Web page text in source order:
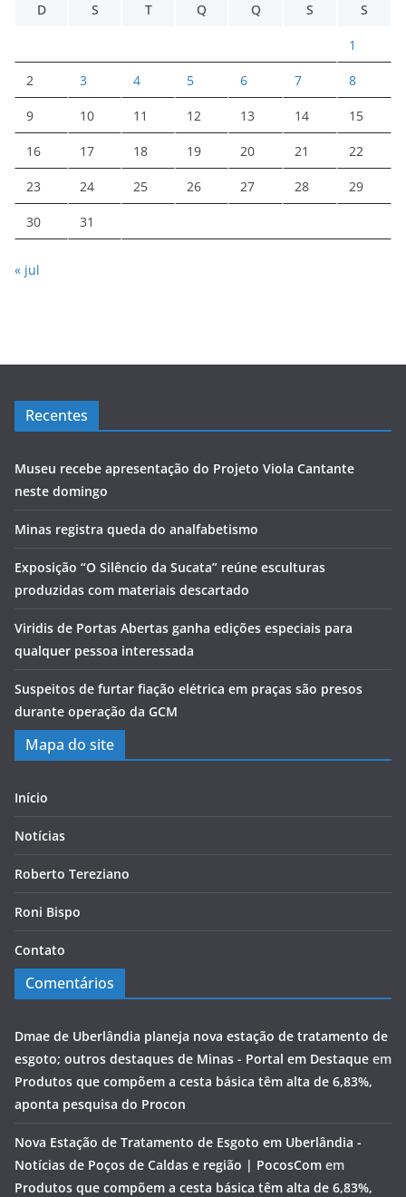
D
S T Q Q S S
1
2 3 4 5 6 7 8
9 10 11 12 13 14 15
16 17 18 19 20 21 22
23 24 25 26 27 28 29
30 31
« jul
Recentes
Museu recebe apresentação do Projeto Viola Cantante
neste domingo
Minas registra queda do analfabetismo
Exposição “O Silêncio da Sucata” reúne esculturas
produzidas com materiais descartado
Viridis de Portas Abertas ganha edições especiais para
qualquer pessoa interessada
Suspeitos de furtar fiação elétrica em praças são presos
durante operação da GCM
Mapa do site
Início
Notícias
Roberto Tereziano
Roni Bispo
Contato
Comentários
Dmae de Uberlândia planeja nova estação de tratamento de
esgoto; outros destaques de Minas - Portal em Destaque em
Produtos que compõem a cesta básica têm alta de 6,83%,
aponta pesquisa do Procon
Nova Estação de Tratamento de Esgoto em Uberlândia -
Notícias de Poços de Caldas e região | PocosCom em
Produtos que compõem a cesta básica têm alta de 6,83%,